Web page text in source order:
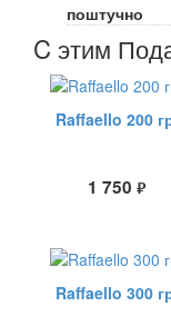
поштучно
C этим
Raffaello 200
1 750 руб.
Raffaello 300